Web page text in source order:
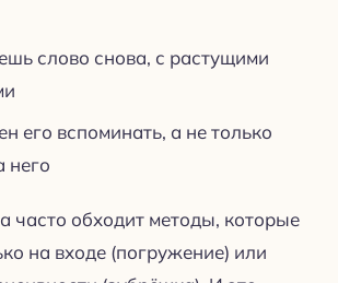
слово снова, с растущими
его вспоминать, а не только
него
часто обходит методы, которые
на входе (погружение) или